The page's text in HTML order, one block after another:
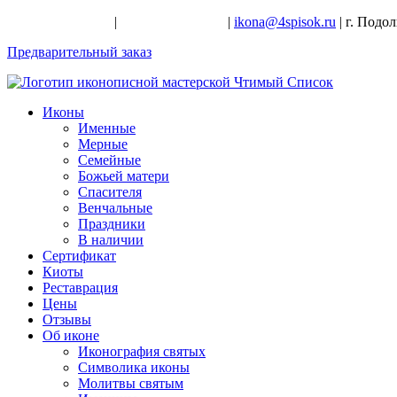
| | ikona@4spisok.ru | г.
Предварительный заказ
Иконы
Именные
Мерные
Семейные
Божьей матери
Спасителя
Венчальные
Праздники
В наличии
Сертификат
Киоты
Реставрация
Цены
Отзывы
Об иконе
Иконография святых
Символика иконы
Молитвы святым